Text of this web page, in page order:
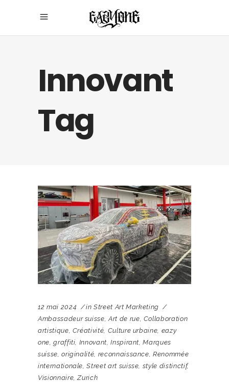
Innovant
Tag
12 mai 2024 in Street Art Marketing
Ambassadeur suisse,Art de rue, Collaboration
artistique, Créativité, Culture urbaine, eazy
one,graffiti, Innovant,Inspirant,Marques
suisse,originalité, reconnaissance,Renommée
internationale,Street art suisse, style distinctif,
Visionnaire,Zurich